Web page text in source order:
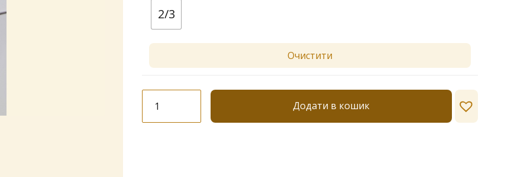
2/3
Очистити
Katherina
"Fashion
Додати в кошик